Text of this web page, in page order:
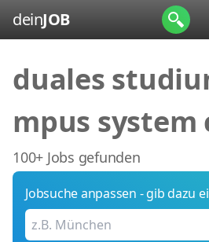
deinJOB
duales
mpus system
werbung &
100+ Jobs gefunden
Jobsuche anpassen - gib dazu